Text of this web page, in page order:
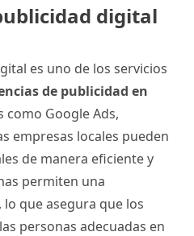
digital
es uno de los servicios
de publicidad en
como Google Ads,
empresas locales pueden
de manera eficiente y
permiten una
que asegura que los
personas adecuadas en